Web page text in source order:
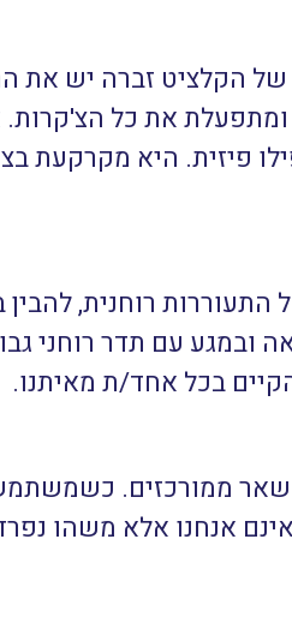
הקלציט זברה יש את
ומתפעלת את כל
פיזית. היא מקרקעת
רוחנית,
ובמגע עם תדר רוחני
בכל אחד/ת מאיתנו.
ממורכזים.
אנחנו אלא משהו